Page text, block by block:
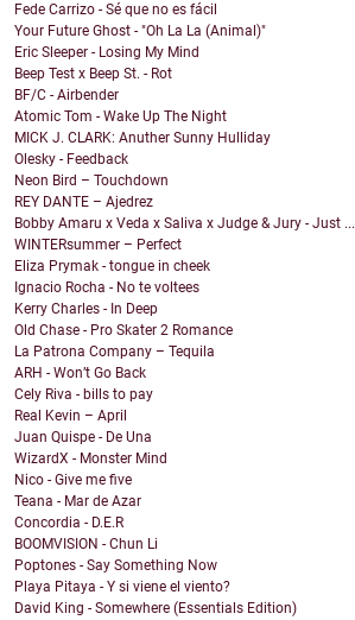
Fede Carrizo - Sé que no es fácil
Your Future Ghost - "Oh La La (Animal)"
Eric Sleeper - Losing My Mind
Beep Test x Beep St. - Rot
BF/C - Airbender
Atomic Tom - Wake Up The Night
MICK J. CLARK: Anuther Sunny Hulliday
Olesky - Feedback
Neon Bird – Touchdown
REY DANTE – Ajedrez
Bobby Amaru x Veda x Saliva x Judge & Jury - Just ...
WINTERsummer – Perfect
Eliza Prymak - tongue in cheek
Ignacio Rocha - No te voltees
Kerry Charles - In Deep
Old Chase - Pro Skater 2 Romance
La Patrona Company – Tequila
ARH - Won’t Go Back
Cely Riva - bills to pay
Real Kevin – April
Juan Quispe - De Una
WizardX - Monster Mind
Nico - Give me five
Teana - Mar de Azar
Concordia - D.E.R
BOOMVISION - Chun Li
Poptones - Say Something Now
Playa Pitaya - Y si viene el viento?
David King - Somewhere (Essentials Edition)